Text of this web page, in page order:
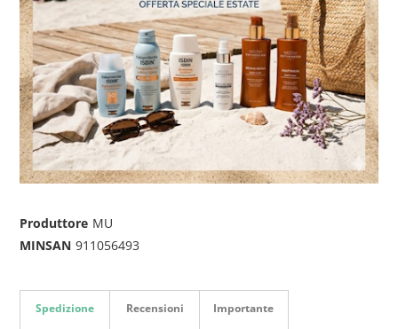
Produttore MU
MINSAN 911056493
Spedizione Recensioni Importante